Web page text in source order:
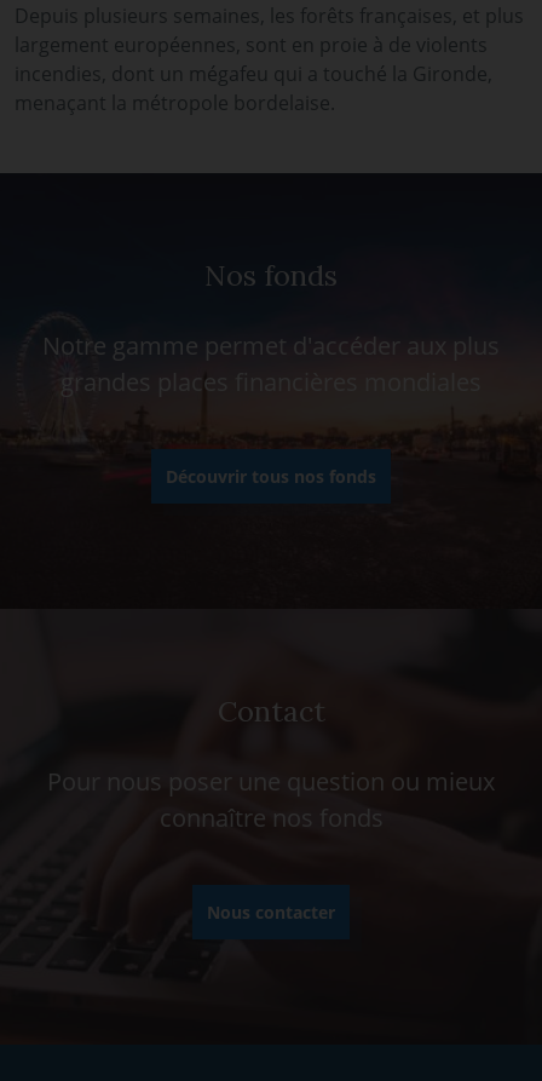
Depuis plusieurs semaines, les forêts françaises, et plus
largement européennes, sont en proie à de violents
incendies, dont un mégafeu qui a touché la Gironde,
menaçant la métropole bordelaise.
Nos fonds
Notre gamme permet d'accéder aux plus
grandes places financières mondiales
Découvrir tous nos fonds
Contact
Pour nous poser une question ou mieux
connaître nos fonds
Nous contacter